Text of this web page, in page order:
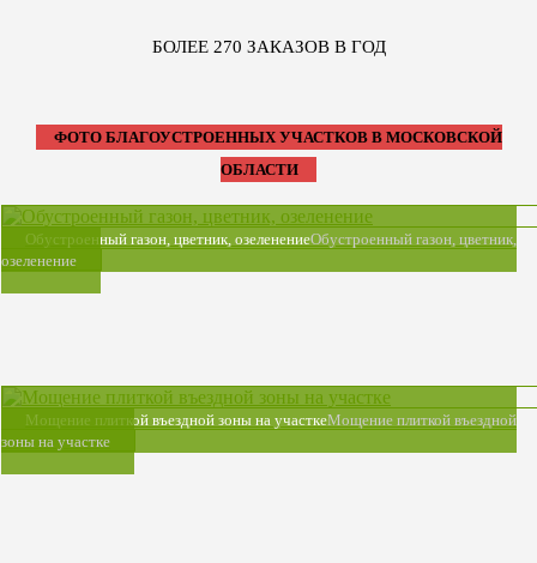
БОЛЕЕ 270 ЗАКАЗОВ В ГОД
ФОТО БЛАГОУСТРОЕННЫХ УЧАСТКОВ В МОСКОВСКОЙ
ОБЛАСТИ
Обустроенный газон, цветник, озеленениеОбустроенный газон, цветник,
озеленение
Мощение плиткой въездной зоны на участкеМощение плиткой въездной
зоны на участке